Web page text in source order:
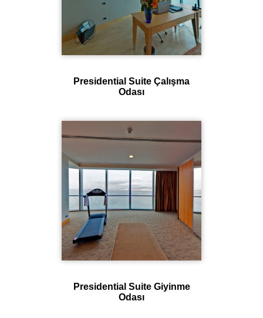
Presidential Suite Çalışma
Odası
Presidential Suite Giyinme
Odası